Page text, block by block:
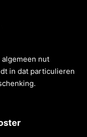
nut
in dat particulieren